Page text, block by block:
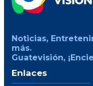
Noticias,
más.
Guatevisión,
Enlaces